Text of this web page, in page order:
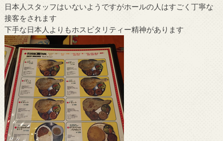
日本人スタッフはいないようですがホールの人はすごく丁寧な
接客をされます
下手な日本人よりもホスピタリティー精神があります